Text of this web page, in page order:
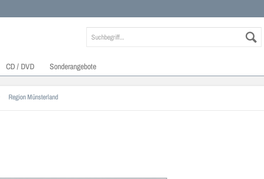
CD / DVD Sonderangebote
Region Münsterland